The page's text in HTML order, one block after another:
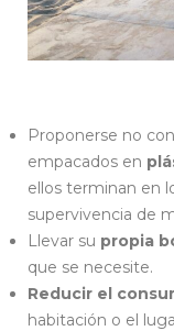
Proponerse no
empacados en
ellos terminan en
supervivencia de
Llevar su propia
que se necesite.
Reducir el
habitación o el